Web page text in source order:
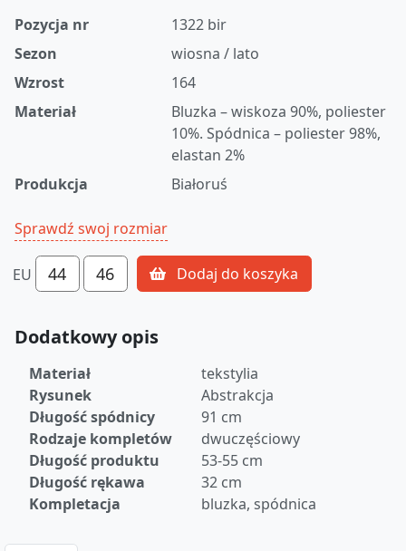
Pozycja nr
1322 bir
Sezon
wiosna / lato
Wzrost
164
Materiał
Bluzka – wiskoza 90%, poliester
10%. Spódnica – poliester 98%,
elastan 2%
Produkcja
Białoruś
Sprawdź swoj rozmiar
EU 44 46 Dodaj do koszyka
Dodatkowy opis
Materiał
tekstylia
Rysunek
Abstrakcja
Długość spódnicy
91 cm
Rodzaje kompletów
dwuczęściowy
Długość produktu
53-55 cm
Długość rękawa
32 cm
Kompletacja
bluzka, spódnica